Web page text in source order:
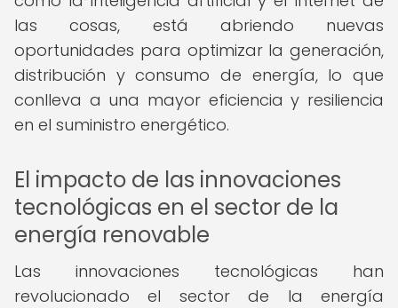
las cosas, está abriendo nuevas
oportunidades para optimizar la generación,
distribución y consumo de energía, lo que
conlleva a una mayor eficiencia y resiliencia
en el suministro energético.
El impacto de las innovaciones
tecnológicas en el sector de la
energía renovable
Las innovaciones tecnológicas han
revolucionado el sector de la energía